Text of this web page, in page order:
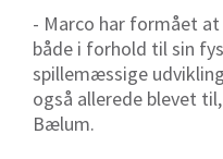
- Marco har formået
både i forhold til sin
spillemæssige
også allerede blevet
Bælum.